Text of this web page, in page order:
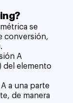
se
conversión,
A
del elemento
a una parte
de manera